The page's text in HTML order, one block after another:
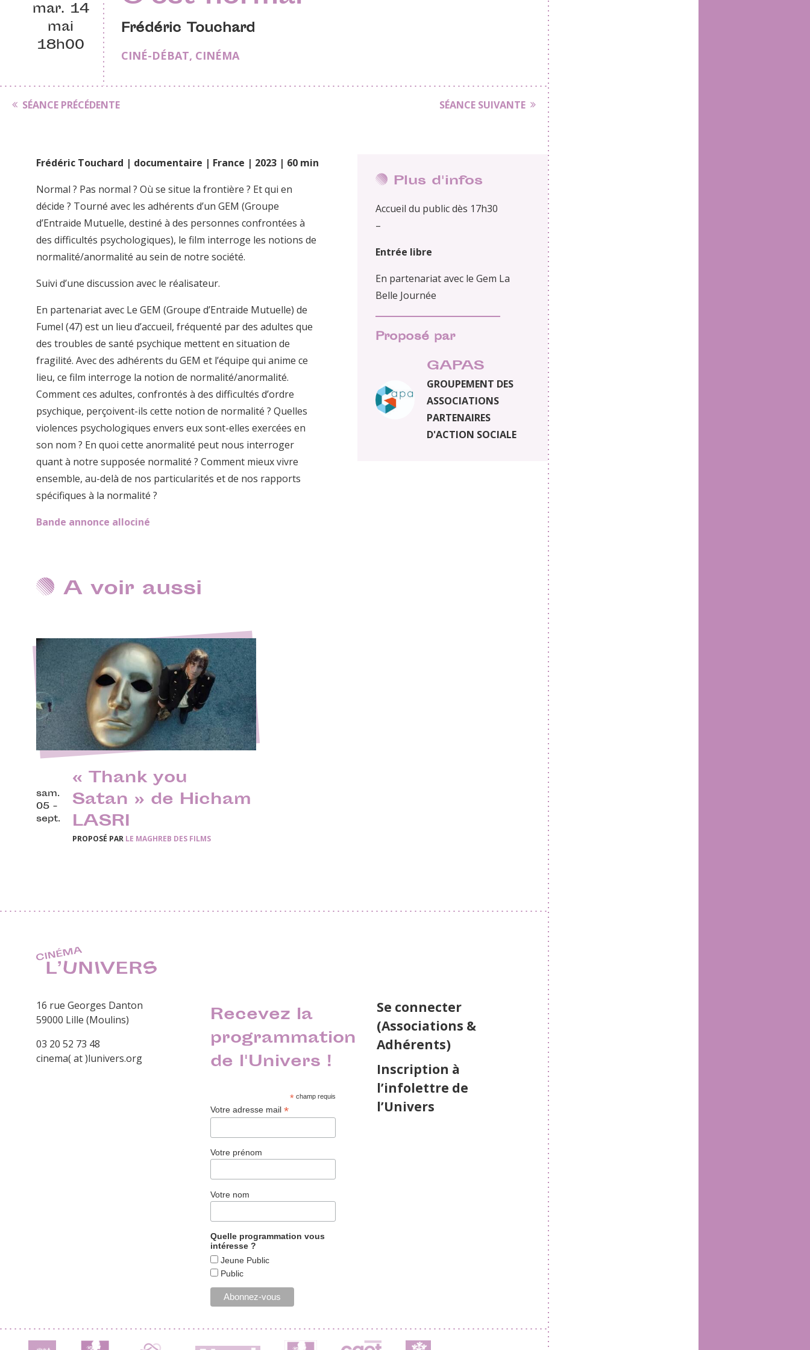
mar. 14
mai
18h00
Frédéric Touchard
CINÉ-DÉBAT, CINÉMA
SÉANCE PRÉCÉDENTE SÉANCE SUIVANTE
Plus d'infos
Accueil du public dès 17h30
–
Entrée libre
En partenariat avec le Gem La
Belle Journée
Proposé par
GAPAS
GROUPEMENT DES
ASSOCIATIONS
PARTENAIRES
D'ACTION SOCIALE
Frédéric Touchard | documentaire | France | 2023 | 60 min
Normal ? Pas normal ? Où se situe la frontière ? Et qui en
décide ? Tourné avec les adhérents d’un GEM (Groupe
d’Entraide Mutuelle, destiné à des personnes confrontées à
des difficultés psychologiques), le film interroge les notions de
normalité/anormalité au sein de notre société.
Suivi d’une discussion avec le réalisateur.
En partenariat avec Le GEM (Groupe d’Entraide Mutuelle) de
Fumel (47) est un lieu d’accueil, fréquenté par des adultes que
des troubles de santé psychique mettent en situation de
fragilité. Avec des adhérents du GEM et l’équipe qui anime ce
lieu, ce film interroge la notion de normalité/anormalité.
Comment ces adultes, confrontés à des difficultés d’ordre
psychique, perçoivent-ils cette notion de normalité ? Quelles
violences psychologiques envers eux sont-elles exercées en
son nom ? En quoi cette anormalité peut nous interroger
quant à notre supposée normalité ? Comment mieux vivre
ensemble, au-delà de nos particularités et de nos rapports
spécifiques à la normalité ?
Bande annonce allociné
A voir aussi
sam.
05 -
sept.
« Thank you
Satan » de Hicham
LASRI
PROPOSÉ PAR LE MAGHREB DES FILMS
16 rue Georges Danton
59000 Lille (Moulins)
03 20 52 73 48
cinema( at )lunivers.org
Recevez la
programmation
de l'Univers !
*champ requis
Votre adresse mail*
Votre prénom
Votre nom
Quelle programmation vous
intéresse ?
Jeune Public
Public
Se connecter
(Associations &
Adhérents)
Inscription à
l’infolettre de
l’Univers